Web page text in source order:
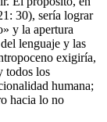
30), sería lograr
y la apertura
lenguaje y las
exigiría,
todos los
humana;
hacia lo no